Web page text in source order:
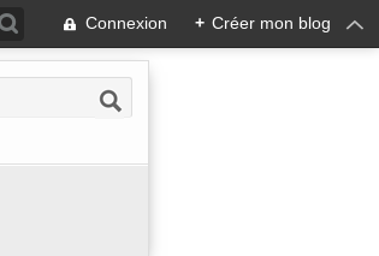
Connexion + Créer mon blog